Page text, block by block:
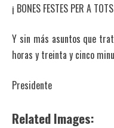
¡ BONES FESTES PER A
Y sin más asuntos que
horas y treinta y cinco
Related Images: